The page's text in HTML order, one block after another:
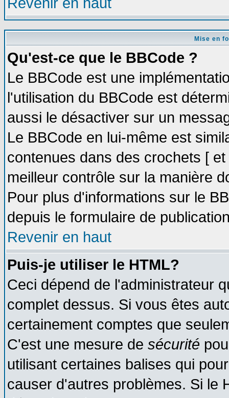
Mise en
Qu'est-ce que le BBCode ?
Le BBCode est une
l'utilisation du BBCode est
aussi le désactiver sur un
Le BBCode en lui-même est
contenues dans des crochets [
meilleur contrôle sur la manière
Pour plus d'informations sur le
depuis le formulaire de
Revenir en haut
Puis-je utiliser le HTML?
Ceci dépend de l'administrateur
complet dessus. Si vous êtes
certainement comptes que
C'est une mesure de sécurité
utilisant certaines balises qui
causer d'autres problèmes. Si le